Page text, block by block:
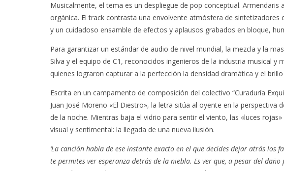
Musicalmente, el tema es un despliegue de pop conceptual.
orgánica. El track contrasta una envolvente atmósfera de sintetizadores
y un cuidadoso ensamble de efectos y aplausos grabados en bloque,
Para garantizar un estándar de audio de nivel mundial, la mezcla y la
Silva y el equipo de C1, reconocidos ingenieros de la industria musical y
quienes lograron capturar a la perfección la densidad dramática y el
Escrita en un campamento de composición del colectivo “Curaduría
Juan José Moreno «El Diestro», la letra sitúa al oyente en la perspectiva
de la noche. Mientras baja el vidrio para sentir el viento, las «luces
visual y sentimental: la llegada de una nueva ilusión.
‘La canción habla de ese instante exacto en el que decides dejar atrás los
te permites ver esperanza detrás de la niebla. Es ver que, a pesar del